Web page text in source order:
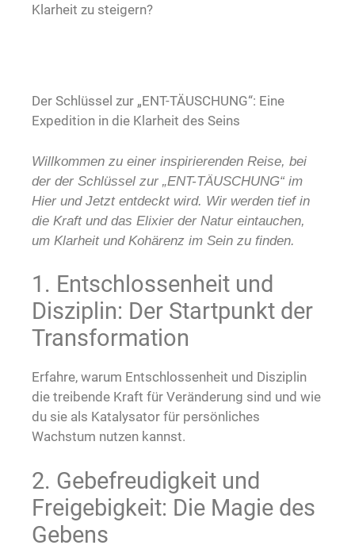
Klarheit zu steigern?
Der Schlüssel zur „ENT-TÄUSCHUNG“: Eine
Expedition in die Klarheit des Seins
Willkommen zu einer inspirierenden Reise, bei
der der Schlüssel zur „ENT-TÄUSCHUNG“ im
Hier und Jetzt entdeckt wird. Wir werden tief in
die Kraft und das Elixier der Natur eintauchen,
um Klarheit und Kohärenz im Sein zu finden.
1. Entschlossenheit und
Disziplin: Der Startpunkt der
Transformation
Erfahre, warum Entschlossenheit und Disziplin
die treibende Kraft für Veränderung sind und wie
du sie als Katalysator für persönliches
Wachstum nutzen kannst.
2. Gebefreudigkeit und
Freigebigkeit: Die Magie des
Gebens